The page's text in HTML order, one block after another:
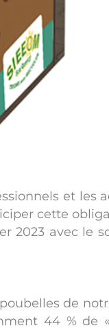
et les
cette
2023 avec le
de
44 % de